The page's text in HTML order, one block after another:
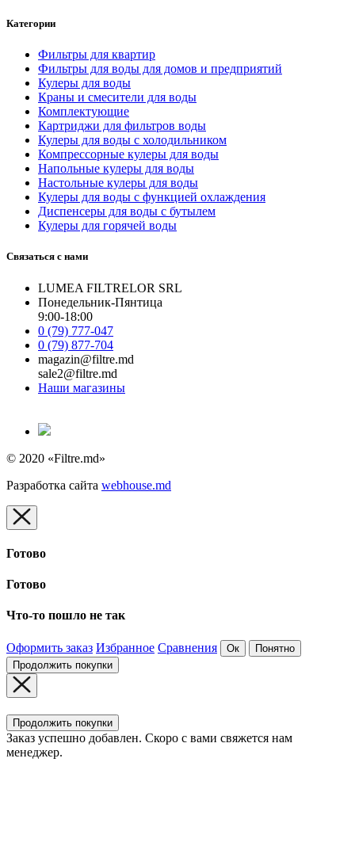
Категории
Фильтры для квартир
Фильтры для воды для домов и предприятий
Кулеры для воды
Краны и смесители для воды
Комплектующие
Картриджи для фильтров воды
Кулеры для воды с холодильником
Компрессорные кулеры для воды
Напольные кулеры для воды
Настольные кулеры для воды
Кулеры для воды с функцией охлаждения
Диспенсеры для воды с бутылем
Кулеры для горячей воды
Связаться с нами
LUMEA FILTRELOR SRL
Понедельник-Пянтица
9:00-18:00
0 (79) 777-047
0 (79) 877-704
magazin@filtre.md
sale2@filtre.md
Наши магазины
© 2020 «Filtre.md»
Разработка сайта webhouse.md
Готово
Готово
Что-то пошло не так
Оформить заказ Избранное Сравнения Ок
Понятно
Продолжить покупки
Продолжить покупки
Заказ успешно добавлен. Скоро с вами свяжется нам
менеджер.